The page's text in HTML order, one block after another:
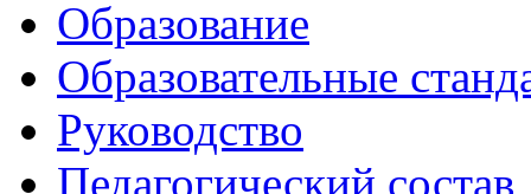
Образование
Образовательные
Руководство
Педагогический состав